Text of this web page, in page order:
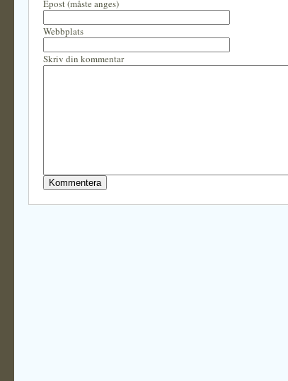
Epost (måste anges)
Webbplats
Skriv din kommentar